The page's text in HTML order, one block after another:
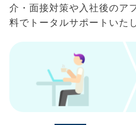
介・面接対策や入社後のア
料でトータルサポートいた